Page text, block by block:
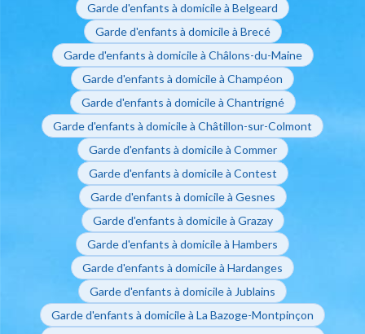
Garde d'enfants à domicile à Belgeard
Garde d'enfants à domicile à Brecé
Garde d'enfants à domicile à Châlons-du-Maine
Garde d'enfants à domicile à Champéon
Garde d'enfants à domicile à Chantrigné
Garde d'enfants à domicile à Châtillon-sur-Colmont
Garde d'enfants à domicile à Commer
Garde d'enfants à domicile à Contest
Garde d'enfants à domicile à Gesnes
Garde d'enfants à domicile à Grazay
Garde d'enfants à domicile à Hambers
Garde d'enfants à domicile à Hardanges
Garde d'enfants à domicile à Jublains
Garde d'enfants à domicile à La Bazoge-Montpinçon